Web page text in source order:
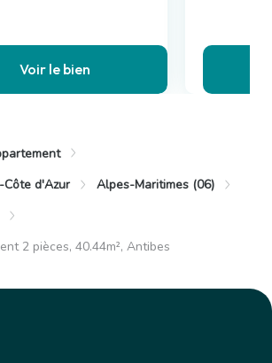
Voir le bien
d'Azur
Alpes-Maritimes (06)
2 pièces, 40.44m², Antibes